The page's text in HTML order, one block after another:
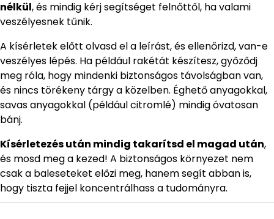
nélkül, és mindig kérj segítséget felnőttől, ha valami
veszélyesnek tűnik.
A kísérletek előtt olvasd el a leírást, és ellenőrizd, van-e
veszélyes lépés. Ha például rakétát készítesz, győződj
meg róla, hogy mindenki biztonságos távolságban van,
és nincs törékeny tárgy a közelben. Éghető anyagokkal,
savas anyagokkal (például citromlé) mindig óvatosan
bánj.
Kísérletezés után mindig takarítsd el magad után,
és mosd meg a kezed! A biztonságos környezet nem
csak a baleseteket előzi meg, hanem segít abban is,
hogy tiszta fejjel koncentrálhass a tudományra.